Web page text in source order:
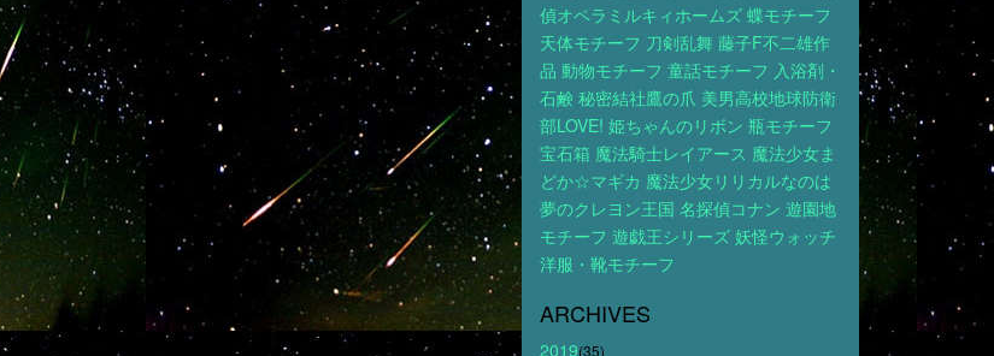
偵オペラミルキィホームズ 蝶モチーフ
天体モチーフ 刀剣乱舞 藤子F不二雄作
品 動物モチーフ 童話モチーフ 入浴剤・
石鹸 秘密結社鷹の爪 美男高校地球防衛
部LOVE! 姫ちゃんのリボン 瓶モチーフ
宝石箱 魔法騎士レイアース 魔法少女ま
どか☆マギカ 魔法少女リリカルなのは
夢のクレヨン王国 名探偵コナン 遊園地
モチーフ 遊戯王シリーズ 妖怪ウォッチ
洋服・靴モチーフ
ARCHIVES
2019(35)